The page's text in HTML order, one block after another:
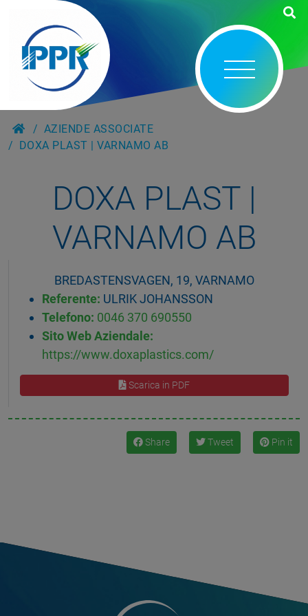
AZIENDE ASSOCIATE
DOXA PLAST | VARNAMO AB
DOXA PLAST |
VARNAMO AB
BREDASTENSVAGEN, 19, VARNAMO
Referente: ULRIK JOHANSSON
Telefono: 0046 370 690550
Sito Web Aziendale:
https://www.doxaplastics.com/
Scarica in PDF
Share Tweet Pin it